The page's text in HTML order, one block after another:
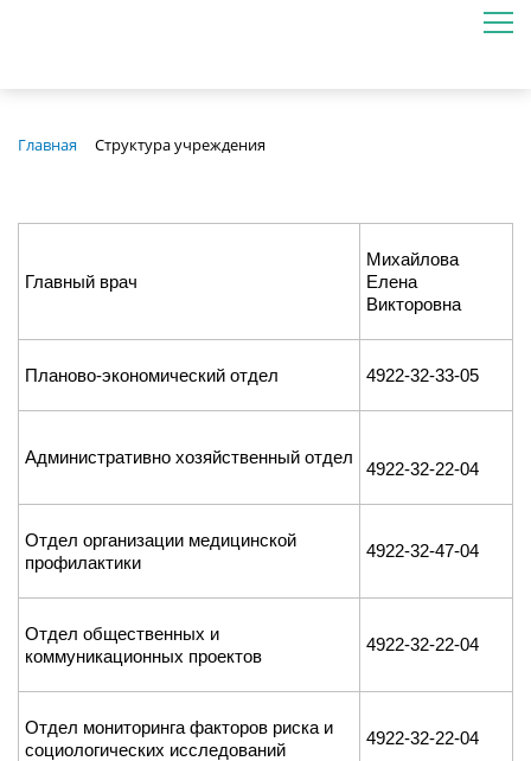
Главная Структура учреждения
Главный врач
Михайлова
Елена
Викторовна
Планово-экономический отдел 4922-32-33-05
Административно хозяйственный отдел
4922-32-22-04
Отдел организации медицинской
профилактики
4922-32-47-04
Отдел общественных и
коммуникационных проектов
4922-32-22-04
Отдел мониторинга факторов риска и
социологических исследований
4922-32-22-04